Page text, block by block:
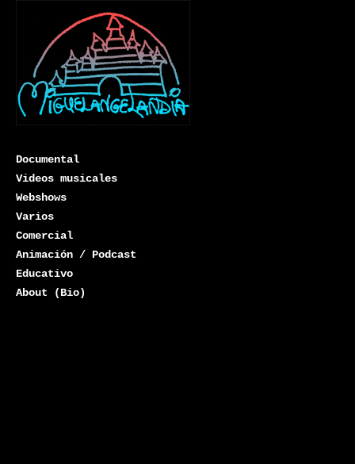
Miguelangelandia
Documental
Videos musicales
Webshows
Varios
Comercial
Animación / Podcast
Educativo
About (Bio)